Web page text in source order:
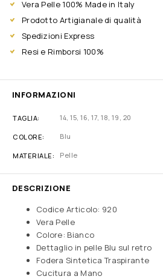
Vera Pelle 100% Made in Italy
Prodotto Artigianale di qualità
Spedizioni Express
Resi e Rimborsi 100%
INFORMAZIONI
TAGLIA 14 ,15 ,16 ,17 ,18 ,19 20
COLORE Blu
MATERIALE Pelle
DESCRIZIONE
Codice Articolo: 920
Vera Pelle
Colore: Bianco
Dettaglio in pelle Blu sul retro
Fodera Sintetica Traspirante
Cucitura a Mano